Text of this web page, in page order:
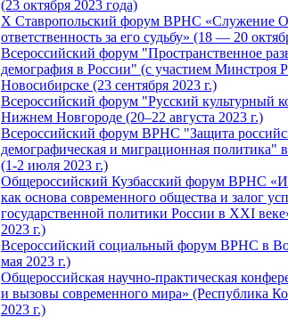
(23 октября 2023 года)
X Ставропольский форум ВРНС «Служение
ответственность за его судьбу» (18 — 20
Всероссийский форум "Пространственное
демография в России" (с участием Минстроя
Новосибирске (23 сентября 2023 г.)
Всероссийский форум "Русский культурный
Нижнем Новгороде (20–22 августа 2023 г.)
Всероссийский форум ВРНС "Защита
демографическая и миграционная политика"
(1-2 июля 2023 г.)
Общероссийский Кузбасский форум ВРНС
как основа современного общества и залог
государственной политики России в ХХI
2023 г.)
Всероссийский социальный форум ВРНС в
мая 2023 г.)
Общероссийская научно-практическая
и вызовы современного мира» (Республика
2023 г.)